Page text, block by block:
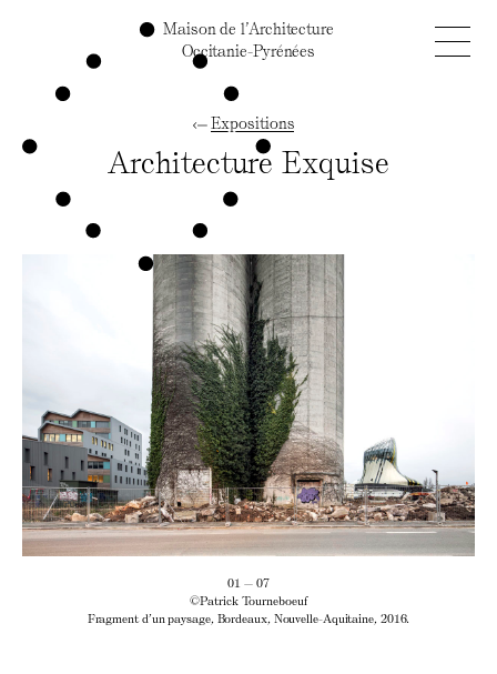
Maison de l’Architecture
Occitanie-Pyrénées
Expositions
Architecture Exquise
01 — 07
©Patrick Tourneboeuf
Fragment d’un paysage, Bordeaux, Nouvelle-Aquitaine, 2016.